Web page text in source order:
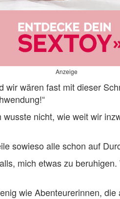
Anzeige
wir wären fast mit dieser
nicht, wie weit wir
sowieso alle schon auf
mich etwas zu
wie Abenteurerinnen,